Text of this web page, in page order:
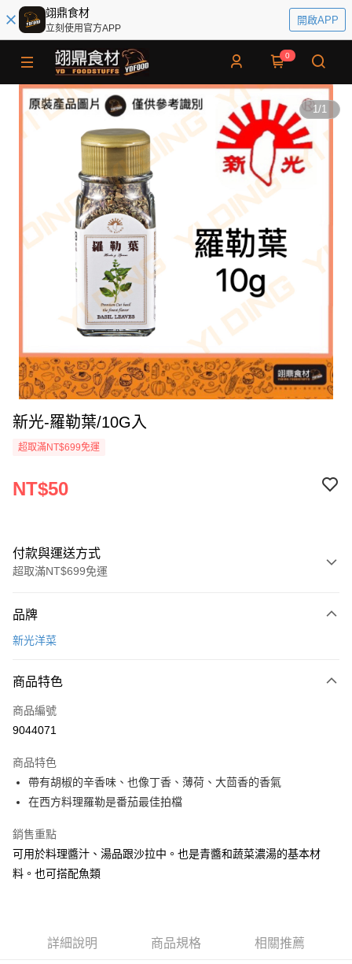
翊鼎食材
立刻使用官方APP
開啟APP
0
1/1
新光-羅勒葉/10G入
超取滿NT$699免運
NT$50
付款與運送方式
超取滿NT$699免運
信用卡一次付款
運送方式
• 付款後全家取貨
• 付款後7-11取貨
每筆NT$60，滿NT$699(含以上)免運費
每筆NT$250
品牌
新光洋菜
商品特色
商品編號
9044071
商品特色
帶有胡椒的辛香味、也像丁香、薄荷、大茴香的香氣
在西方料理羅勒是番茄最佳拍檔
銷售重點
可用於料理醬汁、湯品跟沙拉中。也是青醬和蔬菜濃湯的基本材
料。也可搭配魚類
詳細說明 商品規格 相關推薦